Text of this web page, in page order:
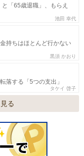
「65歳退職」、もらえ
池田 幸代
持ちはほとんど行かない
黒須 かおり
落する「5つの支出」
タケイ 啓子
る